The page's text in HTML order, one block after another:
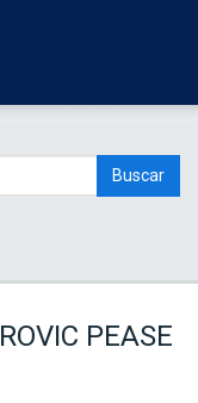
Buscar
PEASE